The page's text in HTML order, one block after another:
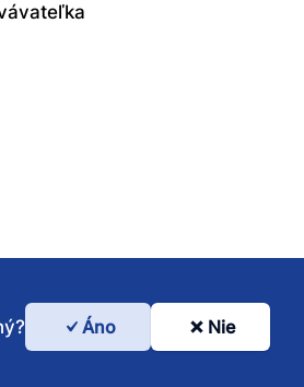
BolÁno Nie